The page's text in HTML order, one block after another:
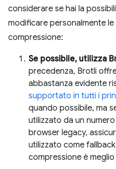
considerare se hai la
modificare personalmente
compressione:
Se possibile, utilizza
precedenza, Brotli
abbastanza evidente
supportato in tutti i
quando possibile, ma
utilizzato da un
browser legacy,
utilizzato come
compressione è